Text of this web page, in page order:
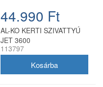
44.990 Ft
AL-KO KERTI SZIVATTYÚ
JET 3600
113797